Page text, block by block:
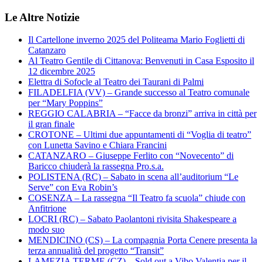
Le Altre Notizie
Il Cartellone inverno 2025 del Politeama Mario Foglietti di
Catanzaro
Al Teatro Gentile di Cittanova: Benvenuti in Casa Esposito il
12 dicembre 2025
Elettra di Sofocle al Teatro dei Taurani di Palmi
FILADELFIA (VV) – Grande successo al Teatro comunale
per “Mary Poppins”
REGGIO CALABRIA – “Facce da bronzi” arriva in città per
il gran finale
CROTONE – Ultimi due appuntamenti di “Voglia di teatro”
con Lunetta Savino e Chiara Francini
CATANZARO – Giuseppe Ferlito con “Novecento” di
Baricco chiuderà la rassegna Pro.s.a.
POLISTENA (RC) – Sabato in scena all’auditorium “Le
Serve” con Eva Robin’s
COSENZA – La rassegna “Il Teatro fa scuola” chiude con
Anfitrione
LOCRI (RC) – Sabato Paolantoni rivisita Shakespeare a
modo suo
MENDICINO (CS) – La compagnia Porta Cenere presenta la
terza annualità del progetto “Transit”